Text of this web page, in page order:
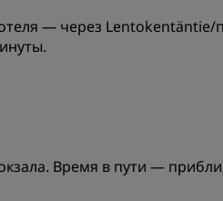
— через Lentokentäntie/
Время в пути —